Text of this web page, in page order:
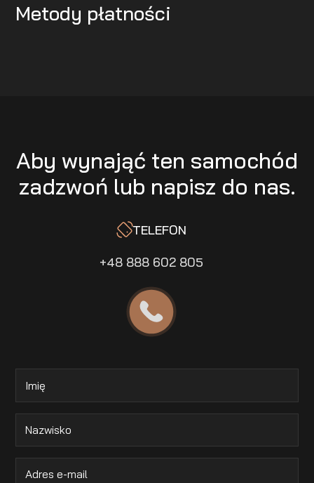
Metody płatności
Aby wynająć ten samochód
zadzwoń lub napisz do nas.
TELEFON
+48 888 602 805